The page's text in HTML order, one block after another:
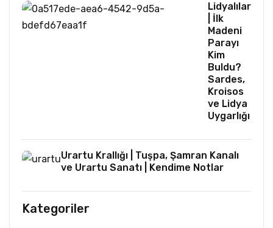
Lidyalılar
| İlk
Madeni
Parayı
Kim
Buldu?
Sardes,
Kroisos
ve Lidya
Uygarlığı
Urartu Krallığı | Tuşpa, Şamran Kanalı
ve Urartu Sanatı | Kendime Notlar
Kategoriler